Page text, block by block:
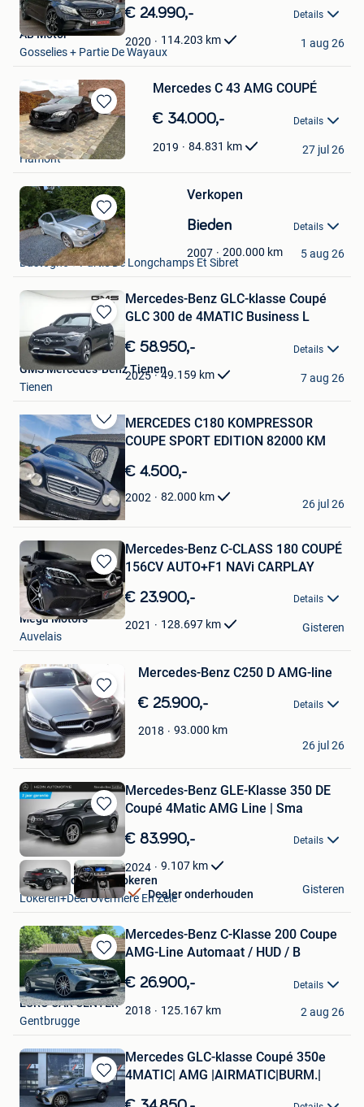
in
Mijn
Favorieten
€ 24.990,- Details
2020 114.203 km
AB Motor
Gosselies + Partie De Wayaux
1 aug 26
Bewaren
in
Mijn
Favorieten
Mercedes C 43 AMG COUPÉ
€ 34.000,- Details
2019 84.831 km
Patrick
Hamont
27 jul 26
Bewaren
in
Mijn
Favorieten
Verkopen
Bieden Details
2007 200.000 km
joseph
Bastogne + Partie De Longchamps Et Sibret
5 aug 26
Bewaren
in
Mijn
Favorieten
Mercedes-Benz GLC-klasse Coupé
GLC 300 de 4MATIC Business L
€ 58.950,- Details
2025 49.159 km
GMS Mercedes-Benz Tienen
Tienen
7 aug 26
Bewaren
in
Mijn
Favorieten
MERCEDES C180 KOMPRESSOR
COUPE SPORT EDITION 82000 KM
€ 4.500,-
2002 82.000 km
Devis garage
Sint-Pieters-Leeuw
26 jul 26
Bewaren
in
Mijn
Favorieten
Mercedes-Benz C-CLASS 180 COUPÉ
156CV AUTO+F1 NAVi CARPLAY
€ 23.900,- Details
2021 128.697 km
Mega Motors
Auvelais
Gisteren
Bewaren
in
Mijn
Favorieten
Mercedes-Benz C250 D AMG-line
€ 25.900,- Details
2018 93.000 km
Rudy S
Beveren-Leie
26 jul 26
Bewaren
in
Mijn
Favorieten
Mercedes-Benz GLE-Klasse 350 DE
Coupé 4Matic AMG Line | Sma
€ 83.990,- Details
2024 9.107 km
Dealer onderhouden
Hedin Automotive Lokeren
Lokeren+Deel Overmere En Zele
Gisteren
Bewaren
in
Mijn
Favorieten
Mercedes-Benz C-Klasse 200 Coupe
AMG-Line Automaat / HUD / B
€ 26.900,- Details
2018 125.167 km
EURO CAR CENTER
Gentbrugge
2 aug 26
Bewaren
in
Mercedes GLC-klasse Coupé 350e
4MATIC| AMG |AIRMATIC|BURM.|